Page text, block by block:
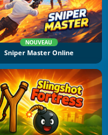
NOUVEAU
Sniper Master Online